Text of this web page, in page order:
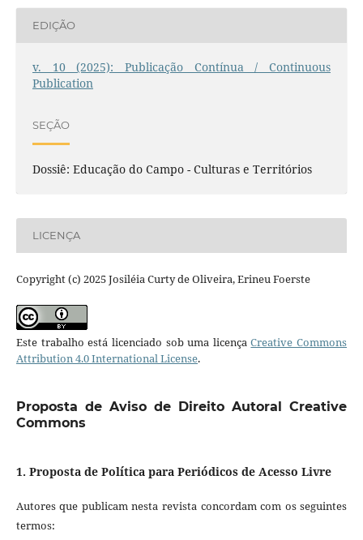
EDIÇÃO
v. 10 (2025): Publicação Contínua / Continuous
Publication
SEÇÃO
Dossiê: Educação do Campo - Culturas e Territórios
LICENÇA
Copyright (c) 2025 Josiléia Curty de Oliveira, Erineu Foerste
Este trabalho está licenciado sob uma licençaCreative Commons
Attribution 4.0 International License.
Proposta de Aviso de Direito Autoral Creative
Commons
1. Proposta de Política para Periódicos de Acesso Livre
Autores que publicam nesta revista concordam com os seguintes
termos: